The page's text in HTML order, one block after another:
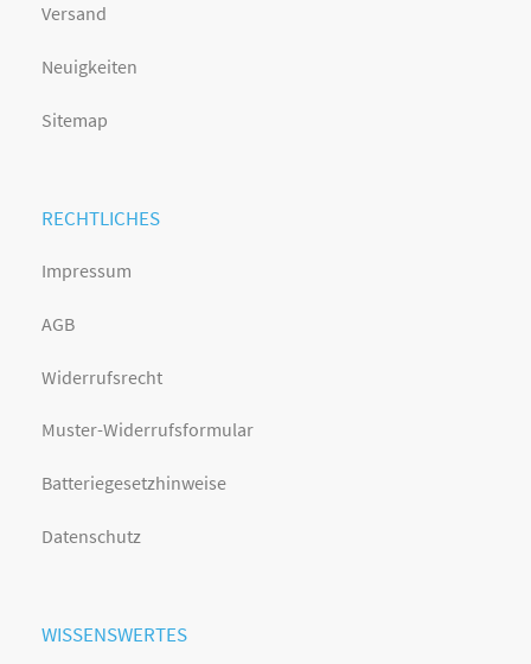
Versand
Neuigkeiten
Sitemap
RECHTLICHES
Impressum
AGB
Widerrufsrecht
Muster-Widerrufsformular
Batteriegesetzhinweise
Datenschutz
WISSENSWERTES